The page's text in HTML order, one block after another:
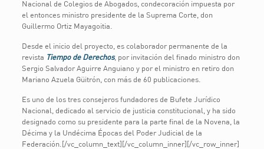
Nacional de Colegios de Abogados, condecoración impuesta por
el entonces ministro presidente de la Suprema Corte, don
Guillermo Ortiz Mayagoitia.
Desde el inicio del proyecto, es colaborador permanente de la
revista Tiempo de Derechos, por invitación del finado ministro don
Sergio Salvador Aguirre Anguiano y por el ministro en retiro don
Mariano Azuela Güitrón, con más de 60 publicaciones.
Es uno de los tres consejeros fundadores de Bufete Jurídico
Nacional, dedicado al servicio de justicia constitucional, y ha sido
designado como su presidente para la parte final de la Novena, la
Décima y la Undécima Épocas del Poder Judicial de la
Federación.[/vc_column_text][/vc_column_inner][/vc_row_inner]